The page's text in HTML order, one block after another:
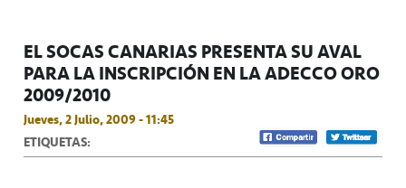
EL SOCAS CANARIAS PRESENTA SU AVAL
PARA LA INSCRIPCIÓN EN LA ADECCO ORO
2009/2010
Jueves, 2 Julio, 2009 - 11:45
ETIQUETAS: